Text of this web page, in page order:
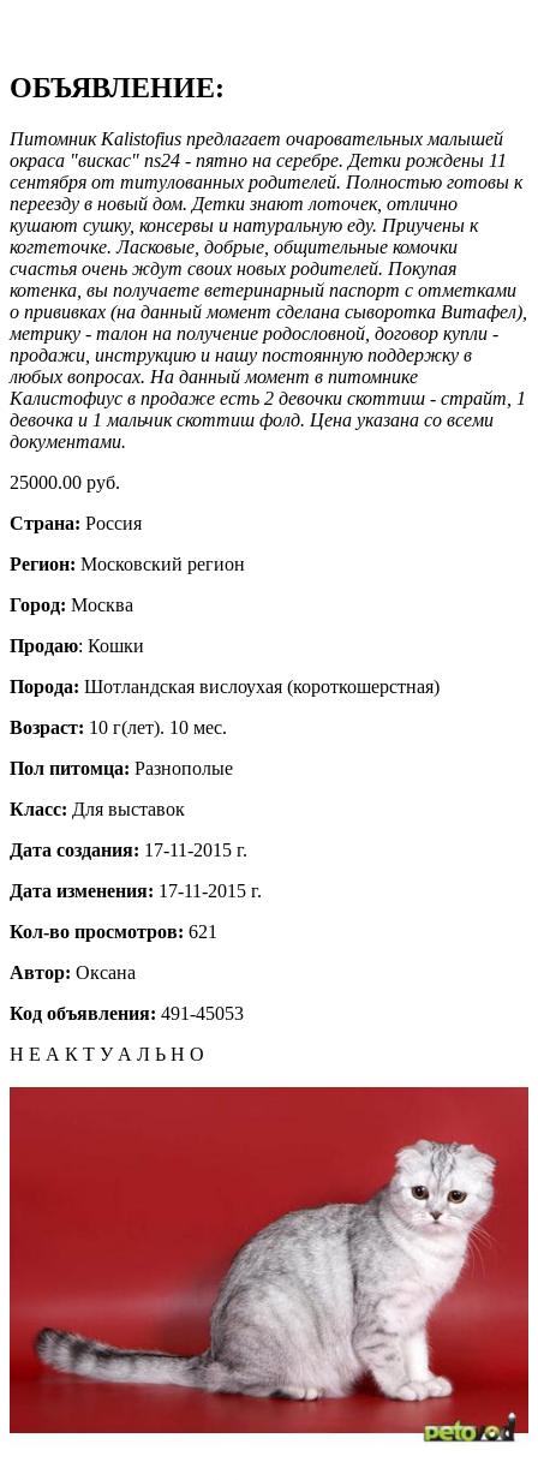
ОБЪЯВЛЕНИЕ:
Питомник Kalistofius предлагает очаровательных малышей
окраса "вискас" ns24 - пятно на серебре. Детки рождены 11
сентября от титулованных родителей. Полностью готовы к
переезду в новый дом. Детки знают лоточек, отлично
кушают сушку, консервы и натуральную еду. Приучены к
когтеточке. Ласковые, добрые, общительные комочки
счастья очень ждут своих новых родителей. Покупая
котенка, вы получаете ветеринарный паспорт с отметками
о прививках (на данный момент сделана сыворотка Витафел),
метрику - талон на получение родословной, договор купли -
продажи, инструкцию и нашу постоянную поддержку в
любых вопросах. На данный момент в питомнике
Калистофиус в продаже есть 2 девочки скоттиш - страйт, 1
девочка и 1 мальчик скоттиш фолд. Цена указана со всеми
документами.
25000.00 руб.
Страна: Россия
Регион: Московский регион
Город: Москва
Продаю: Кошки
Порода: Шотландская вислоухая (короткошерстная)
Возраст: 10 г(лет). 10 мес.
Пол питомца: Разнополые
Класс: Для выставок
Дата создания: 17-11-2015 г.
Дата изменения: 17-11-2015 г.
Кол-во просмотров: 621
Автор: Оксана
Код объявления: 491-45053
Н Е А К Т У А Л Ь Н О